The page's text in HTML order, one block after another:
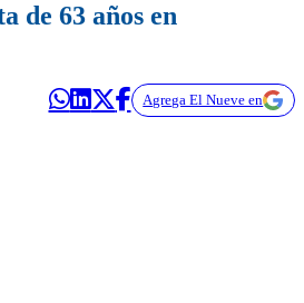
de 63 años en
Agrega El Nueve en